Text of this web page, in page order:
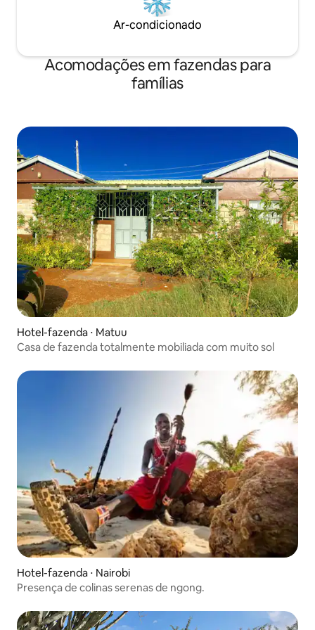
Ar-condicionado
Acomodações em fazendas para
famílias
Hotel-fazenda ⋅ Matuu
Casa de fazenda totalmente mobiliada com muito sol
Hotel-fazenda ⋅ Nairobi
Presença de colinas serenas de ngong.